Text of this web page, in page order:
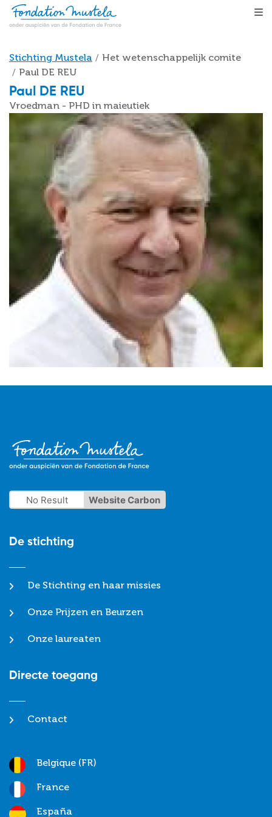
Skip to main content
Breadcrumb
Stichting Mustela
Het wetenschappelijk comite
Paul DE REU
Paul DE REU
Vroedman - PHD in maieutiek
No Result Website Carbon
De stichting
De Stichting en haar missies
Onze Prijzen en Beurzen
Onze laureaten
Directe toegang
Contact
Belgique (FR)
France
España